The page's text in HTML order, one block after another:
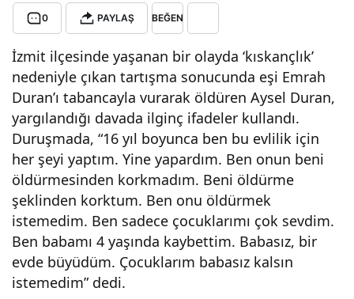
0 PAYLAŞ BEĞEN
İzmit ilçesinde yaşanan bir olayda ‘kıskançlık’
nedeniyle çıkan tartışma sonucunda eşi Emrah
Duran’ı tabancayla vurarak öldüren Aysel Duran,
yargılandığı davada ilginç ifadeler kullandı.
Duruşmada, “16 yıl boyunca ben bu evlilik için
her şeyi yaptım. Yine yapardım. Ben onun beni
öldürmesinden korkmadım. Beni öldürme
şeklinden korktum. Ben onu öldürmek
istemedim. Ben sadece çocuklarımı çok sevdim.
Ben babamı 4 yaşında kaybettim. Babasız, bir
evde büyüdüm. Çocuklarım babasız kalsın
istemedim” dedi.
öldü
rme
k
zor
und
a
kald
dön